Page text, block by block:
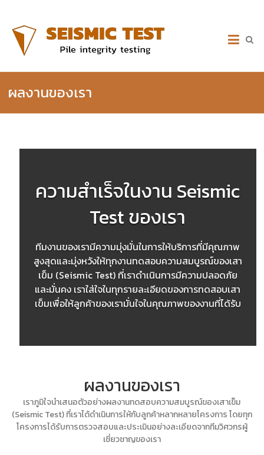
content
บริการ
ทดสอบ
เสา
เข็ม
Seismic
สอบถาม
ราคา
@exesoil
ผลงานของเรา
ความสำเร็จในงาน Seismic
Test ของเรา
ทีมงานของเรามีความมุ่งมั่นในการให้บริการที่มีคุณภาพ
สูงสุดและมุ่งหวังให้ทุกงานทดสอบความสมบูรณ์ของเสา
เข็ม (Seismic Test) ที่เราดำเนินการมีความปลอดภัย
และมั่นคง เราใส่ใจในทุกรายละเอียดของการทดสอบเสา
เข็มเพื่อให้ลูกค้าของเรามั่นใจในคุณภาพของงานที่ได้รับ
ผลงานของเรา
เราภูมิใจนำเสนอตัวอย่างผลงานทดสอบความสมบูรณ์ของเสาเข็ม
(Seismic Test) ที่เราได้ดำเนินการให้กับลูกค้าหลากหลายโครงการ โดยทุก
โครงการได้รับการตรวจสอบและประเมินอย่างละเอียดจากทีมวิศวกรผู้
เชี่ยวชาญของเรา